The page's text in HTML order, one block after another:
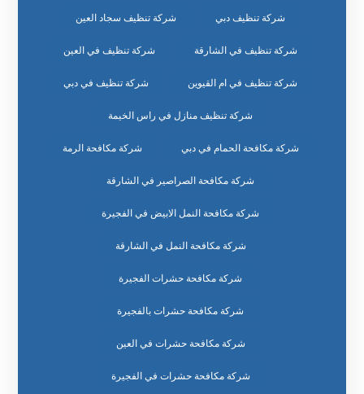
شركة تنظيف دبي شركة تنظيف سجاد العين
شركة تنظيف في الشارقة شركة تنظيف في العين
شركة تنظيف في ام القيوين شركة تنظيف في دبي
شركة تنظيف منازل في راس الخيمة
شركة مكافحة الحمام في دبي شركة مكافحة الرمة
شركة مكافحة الصراصير في الشارقة
شركة مكافحة النمل الابيض في الفجيرة
شركة مكافحة النمل في الشارقة
شركة مكافحة حشرات الفجيرة
شركة مكافحة حشرات بالفجيرة
شركة مكافحة حشرات في العين
شركة مكافحة حشرات في الفجيرة